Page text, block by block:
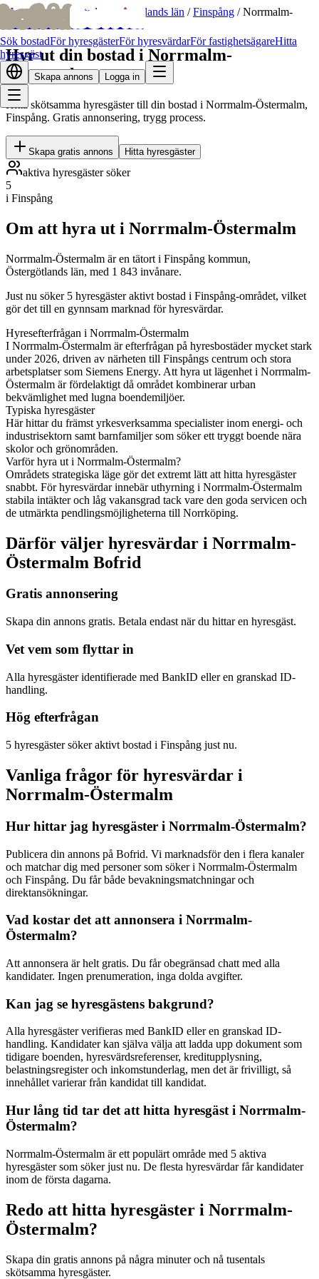
bofridbofrid
Sök bostadFör hyresgästerFör hyresvärdarFör fastighetsägareHitta
hyresgäst
Skapa annons Logga in
Hem/ Hyr ut bostad Östergötlands län /Finspång /Norrmalm-
Östermalm
Hyr ut din bostad i Norrmalm-
Östermalm
Hitta skötsamma hyresgäster till din bostad i Norrmalm-Östermalm,
Finspång. Gratis annonsering, trygg process.
Skapa gratis annons Hitta hyresgäster
aktiva hyresgäster söker
5
i Finspång
Om att hyra ut i Norrmalm-Östermalm
Norrmalm-Östermalm är en tätort i Finspång kommun,
Östergötlands län, med 1 843 invånare.
Just nu söker 5 hyresgäster aktivt bostad i Finspång-området, vilket
gör det till en gynnsam marknad för hyresvärdar.
Hyresefterfrågan i Norrmalm-Östermalm
I Norrmalm-Östermalm är efterfrågan på hyresbostäder mycket stark
under 2026, driven av närheten till Finspångs centrum och stora
arbetsplatser som Siemens Energy. Att hyra ut lägenhet i Norrmalm-
Östermalm är fördelaktigt då området kombinerar urban
bekvämlighet med lugna boendemiljöer.
Typiska hyresgäster
Här hittar du främst yrkesverksamma specialister inom energi- och
industrisektorn samt barnfamiljer som söker ett tryggt boende nära
skolor och grönområden.
Varför hyra ut i Norrmalm-Östermalm?
Områdets strategiska läge gör det extremt lätt att hitta hyresgäster
snabbt. För hyresvärdar innebär uthyrning i Norrmalm-Östermalm
stabila intäkter och låg vakansgrad tack vare den goda servicen och
de utmärkta pendlingsmöjligheterna till Norrköping.
Därför väljer hyresvärdar i Norrmalm-
Östermalm Bofrid
Gratis annonsering
Skapa din annons gratis. Betala endast när du hittar en hyresgäst.
Vet vem som flyttar in
Alla hyresgäster identifierade med BankID eller en granskad ID-
handling.
Hög efterfrågan
5 hyresgäster söker aktivt bostad i Finspång just nu.
Vanliga frågor för hyresvärdar i
Norrmalm-Östermalm
Hur hittar jag hyresgäster i Norrmalm-Östermalm?
Publicera din annons på Bofrid. Vi marknadsför den i flera kanaler
och matchar dig med personer som söker i Norrmalm-Östermalm
och Finspång. Du får både bevakningsmatchningar och
direktansökningar.
Vad kostar det att annonsera i Norrmalm-
Östermalm?
Att annonsera är helt gratis. Du får obegränsad chatt med alla
kandidater. Ingen prenumeration, inga dolda avgifter.
Kan jag se hyresgästens bakgrund?
Alla hyresgäster verifieras med BankID eller en granskad ID-
handling. Kandidater kan själva välja att ladda upp dokument som
tidigare boenden, hyresvärdsreferenser, kreditupplysning,
belastningsregister och inkomstunderlag, men det är frivilligt, så
innehållet varierar från kandidat till kandidat.
Hur lång tid tar det att hitta hyresgäst i Norrmalm-
Östermalm?
Norrmalm-Östermalm är ett populärt område med 5 aktiva
hyresgäster som söker just nu. De flesta hyresvärdar får kandidater
inom de första dagarna.
Redo att hitta hyresgäster i Norrmalm-
Östermalm?
Skapa din gratis annons på några minuter och nå tusentals
skötsamma hyresgäster.